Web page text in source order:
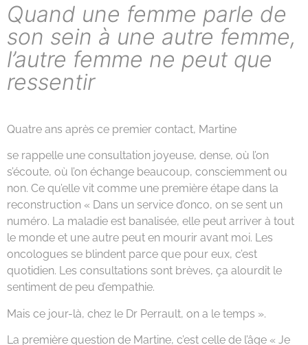
Quand une femme parle de
son sein à une autre femme,
l’autre femme ne peut que
ressentir
Quatre ans après ce premier contact, Martine
se rappelle une consultation joyeuse, dense, où l’on
s’écoute, où l’on échange beaucoup, consciemment ou
non. Ce qu’elle vit comme une première étape dans la
reconstruction « Dans un service d’onco, on se sent un
numéro. La maladie est banalisée, elle peut arriver à tout
le monde et une autre peut en mourir avant moi. Les
oncologues se blindent parce que pour eux, c’est
quotidien. Les consultations sont brèves, ça alourdit le
sentiment de peu d’empathie.
Mais ce jour-là, chez le Dr Perrault, on a le temps ».
La première question de Martine, c’est celle de l’âge « Je